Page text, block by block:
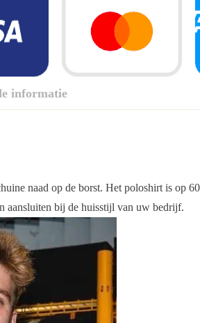
informatie
naad op de borst. Het poloshirt is op
aansluiten bij de huisstijl van uw bedrijf.